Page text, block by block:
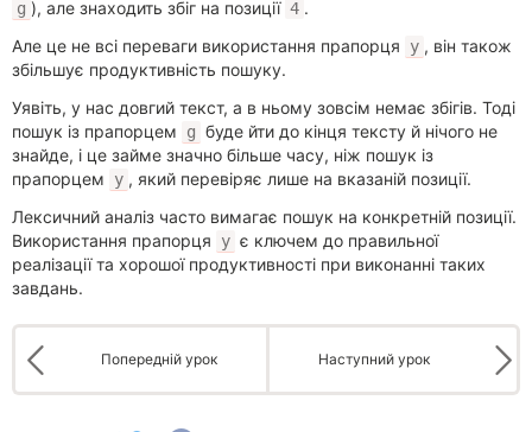
g ), але знаходить збіг на позиції 4 .
Але це не всі переваги використання прапорця
y , він також
збільшує продуктивність пошуку.
Уявіть, у нас довгий текст, а в ньому зовсім немає збігів. Тоді
пошук із прапорцем
g буде йти до кінця тексту й нічого не
знайде, і це займе значно більше часу, ніж пошук із
прапорцем
y , який перевіряє лише на вказаній позиції.
Лексичний аналіз часто вимагає пошук на конкретній позиції.
Використання прапорця
y є ключем до правильної
реалізації та хорошої продуктивності при виконанні таких
завдань.
Попередній урок Наступний урок